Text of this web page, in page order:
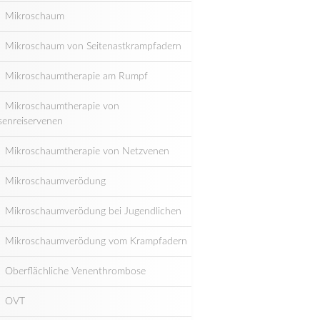
Mikroschaum
Mikroschaum von Seitenastkrampfadern
Mikroschaumtherapie am Rumpf
Mikroschaumtherapie von
Mikroschaumtherapie von Netzvenen
Mikroschaumverödung
Mikroschaumverödung bei Jugendlichen
Mikroschaumverödung vom Krampfadern
Oberflächliche Venenthrombose
OVT